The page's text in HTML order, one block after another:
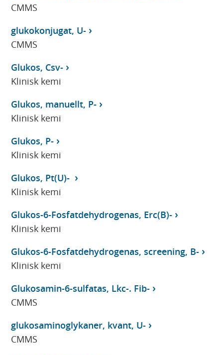
CMMS
glukokonjugat, U-
CMMS
Glukos, Csv-
Klinisk kemi
Glukos, manuellt, P-
Klinisk kemi
Glukos, P-
Klinisk kemi
Glukos, Pt(U)-
Klinisk kemi
Glukos-6-Fosfatdehydrogenas, Erc(B)-
Klinisk kemi
Glukos-6-Fosfatdehydrogenas, screening, B-
Klinisk kemi
Glukosamin-6-sulfatas, Lkc-. Fib-
CMMS
glukosaminoglykaner, kvant, U-
CMMS